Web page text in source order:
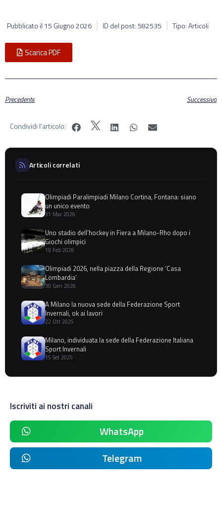
Pubblicato il 15 Giugno 2026 ID del post: 582535 Tipo: Articoli
Scarica PDF
Precedente Successivo
Condividi l'articolo:
Articoli correlati
Olimpiadi Paralimpiadi Milano Cortina, Fontana: siano
un unico evento
31 Mar 2026
Uno stadio dell’hockey in Fiera a Milano-Rho dopo i
Giochi olimpici
19 Feb 2026
Olimpiadi 2026, nella piazza della Regione ‘Casa
Lombardia’
30 Gen 2026
A Milano la nuova sede della Federazione Sport
Invernali, ok ai lavori
22 Ott 2025
Milano, individuata la sede della Federazione Italiana
Sport Invernali
15 Set 2025
Iscriviti ai nostri canali
WhatsApp
Telegram